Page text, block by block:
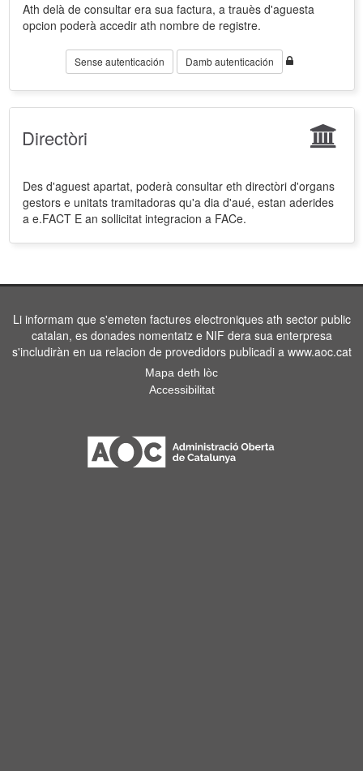
Ath delà de consultar era sua factura, a trauès d'aguesta
opcion poderà accedir ath nombre de registre.
Sense autenticación Damb autenticación
Directòri
Des d'aguest apartat, poderà consultar eth directòri d'organs
gestors e unitats tramitadoras qu'a dia d'aué, estan aderides
a e.FACT E an sollicitat integracion a FACe.
Li informam que s'emeten factures electroniques ath sector public
catalan, es donades nomentatz e NIF dera sua enterpresa
s'includiràn en ua relacion de provedidors publicadi a www.aoc.cat
Mapa deth lòc
Accessibilitat